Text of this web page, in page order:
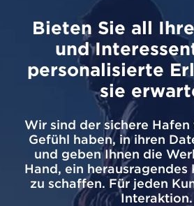
Bieten Sie all
und
personalisierte
sie
Wir sind der sichere
Gefühl haben, in ihren
und geben Ihnen die
Hand, ein herausragendes
zu schaffen. Für jeden
Interaktion.